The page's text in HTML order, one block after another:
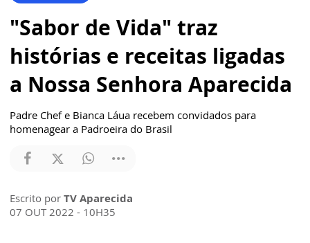
"Sabor de Vida" traz
histórias e receitas ligadas
a Nossa Senhora Aparecida
Padre Chef e Bianca Láua recebem convidados para
homenagear a Padroeira do Brasil
Escrito por TV Aparecida
07 OUT 2022 - 10H35